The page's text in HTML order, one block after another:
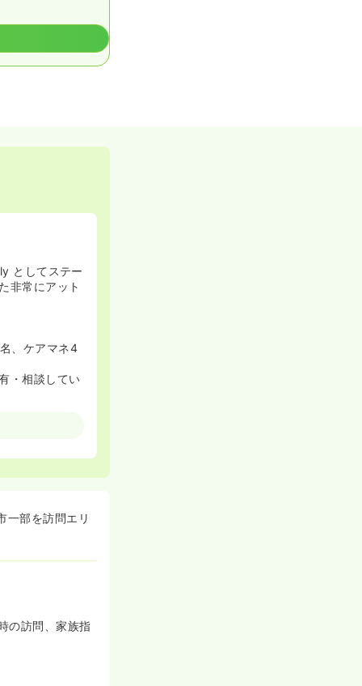
としてステー
非常にアット
、ケアマネ4
・相談してい
ーティングを
訪問看護セミ
トします
ます。
ることが可能
一部を訪問エリ
の訪問、家族指